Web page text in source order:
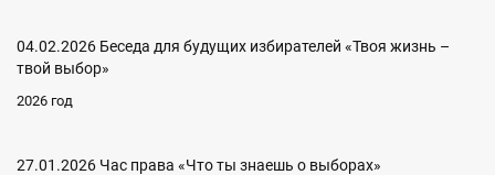
04.02.2026 Беседа для будущих избирателей «Твоя жизнь –
твой выбор»
2026 год
27.01.2026 Час права «Что ты знаешь о выборах»